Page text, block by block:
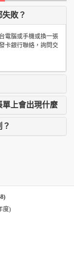
敗？
電腦或手機或換一張
卡銀行聯絡，詢問交
上會出現什麼
度)